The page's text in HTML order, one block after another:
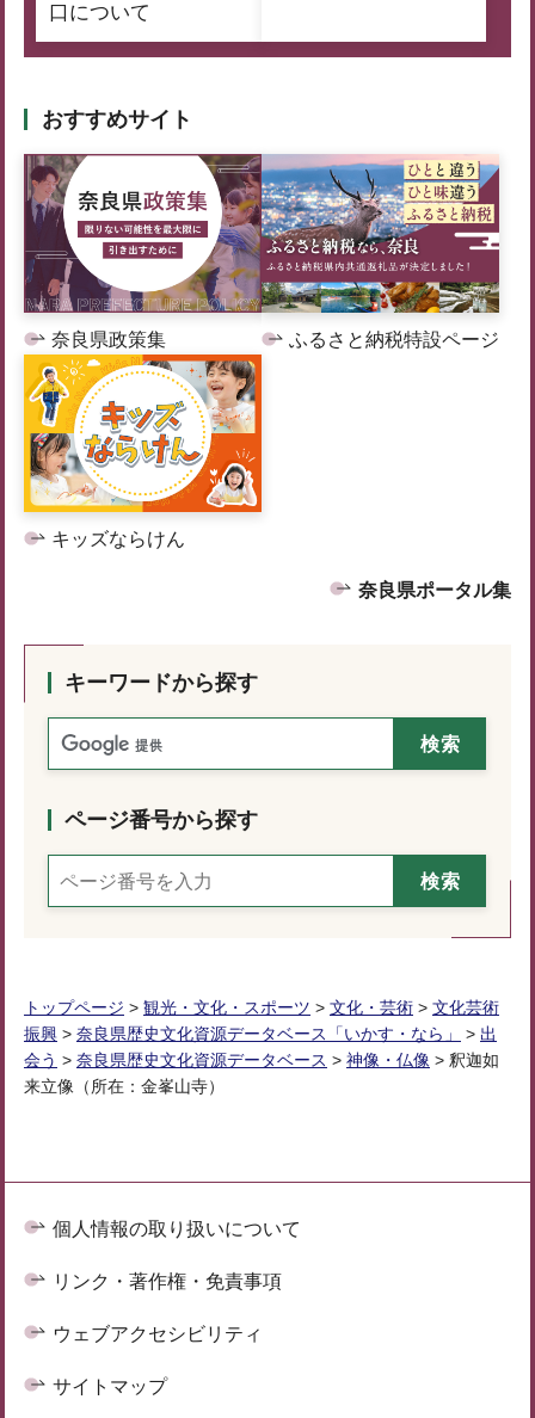
口について
おすすめサイト
奈良県政策集 ふるさと納税特設ページ
キッズならけん
奈良県ポータル集
キーワードから探す
ページ番号から探す
トップページ > 観光・文化・スポーツ > 文化・芸術 > 文化芸術
振興 > 奈良県歴史文化資源データベース「いかす・なら」 > 出
会う > 奈良県歴史文化資源データベース > 神像・仏像 > 釈迦如
来立像（所在：金峯山寺）
個人情報の取り扱いについて
リンク・著作権・免責事項
ウェブアクセシビリティ
サイトマップ